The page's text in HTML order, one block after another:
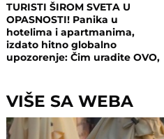
TURISTI ŠIROM SVETA U
OPASNOSTI! Panika u
hotelima i apartmanima,
izdato hitno globalno
upozorenje: Čim uradite OVO,
VIŠE SA WEBA